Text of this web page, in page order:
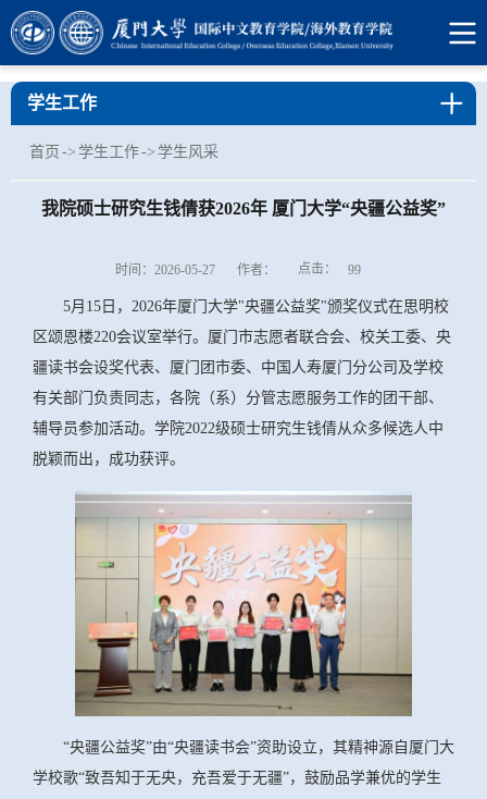
学生工作
首页 -> 学生工作-> 学生风采
我院硕士研究生钱倩获2026年 厦门大学“央疆公益奖”
时间：2026-05-27 作者： 点击： 99
5月15日，2026年厦门大学"央疆公益奖"颁奖仪式在思明校
区颂恩楼220会议室举行。厦门市志愿者联合会、校关工委、央
疆读书会设奖代表、厦门团市委、中国人寿厦门分公司及学校
有关部门负责同志，各院（系）分管志愿服务工作的团干部、
辅导员参加活动。学院2022级硕士研究生钱倩从众多候选人中
脱颖而出，成功获评。
“央疆公益奖”由“央疆读书会”资助设立，其精神源自厦门大
学校歌“致吾知于无央，充吾爱于无疆”，鼓励品学兼优的学生